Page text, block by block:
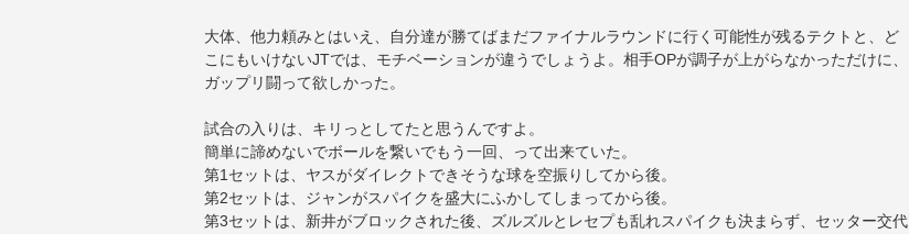
大体、他力頼みとはいえ、自分達が勝てばまだファイナルラウンドに行く可能性が残るテクトと、ど
こにもいけないJTでは、モチベーションが違うでしょうよ。相手OPが調子が上がらなかっただけに、
ガップリ闘って欲しかった。
試合の入りは、キリっとしてたと思うんですよ。
簡単に諦めないでボールを繋いでもう一回、って出来ていた。
第1セットは、ヤスがダイレクトできそうな球を空振りしてから後。
第2セットは、ジャンがスパイクを盛大にふかしてしまってから後。
第3セットは、新井がブロックされた後、ズルズルとレセプも乱れスパイクも決まらず、セッター交代